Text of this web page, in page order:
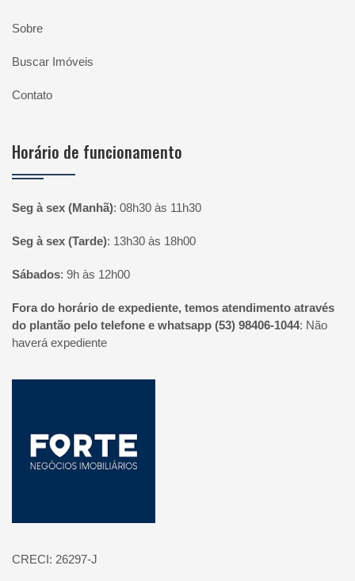
Sobre
Buscar Imóveis
Contato
Horário de funcionamento
Seg à sex (Manhã): 08h30 às 11h30
Seg à sex (Tarde): 13h30 às 18h00
Sábados: 9h às 12h00
Fora do horário de expediente, temos atendimento através
do plantão pelo telefone e whatsapp (53) 98406-1044: Não
haverá expediente
CRECI: 26297-J